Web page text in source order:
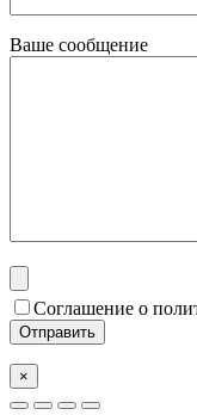
Ваше сообщение
Соглашение о
×